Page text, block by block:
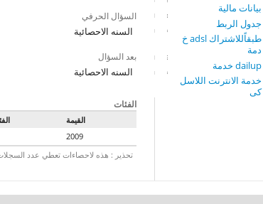
بيانات مالية
جدول الربط
طبقاًللاشتراك adsl خ
دمة
dailup خدمة
خدمة الانترنت اللاسل
كى
السؤال الحرفي
السنه الاحصائية
بعد السؤال
السنه الاحصائية
الفئات
القيمة
2009
تحذير : هذه لاحصاءات تعطي عدد السجلات